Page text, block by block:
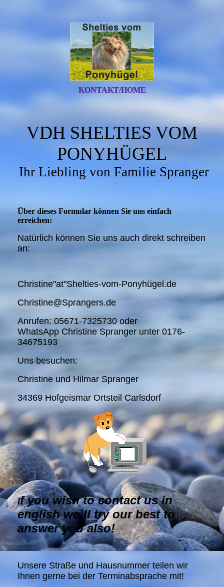
KONTAKT/HOME
VDH SHELTIES VOM
PONYHÜGEL
Ihr Liebling von Familie Spranger
Über dieses Formular können Sie uns einfach
erreichen:
Natürlich können Sie uns auch direkt schreiben
an:
Christine"at"Shelties-vom-Ponyhügel.de
Christine@Sprangers.de
Anrufen: 05671-7325730 oder
WhatsApp Christine Spranger unter 0176-
34675193
Uns besuchen:
Christine und Hilmar Spranger
34369 Hofgeismar Ortsteil Carlsdorf
If you wish to contact us in
english we`ll try our best to
answer you also!
Unsere Straße und Hausnummer teilen wir
Ihnen gerne bei der Terminabsprache mit!